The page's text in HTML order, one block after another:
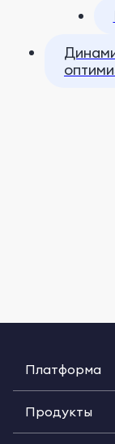
Платформа
Продукты